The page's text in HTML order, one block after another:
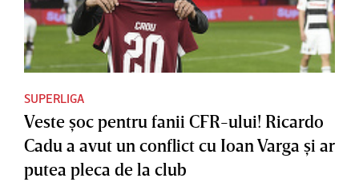
SUPERLIGA
Veste şoc pentru fanii CFR-ului! Ricardo
Cadu a avut un conflict cu Ioan Varga şi ar
putea pleca de la club